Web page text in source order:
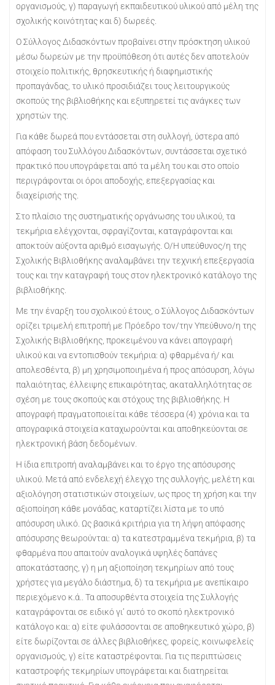
οργανισμούς, γ) παραγωγή εκπαιδευτικού υλικού από μέλη της
σχολικής κοινότητας και δ) δωρεές.
Ο Σύλλογος Διδασκόντων προβαίνει στην πρόσκτηση υλικού
μέσω δωρεών με την προϋπόθεση ότι αυτές δεν αποτελούν
στοιχείο πολιτικής, θρησκευτικής ή διαφημιστικής
προπαγάνδας, το υλικό προσιδιάζει τους λειτουργικούς
σκοπούς της βιβλιοθήκης και εξυπηρετεί τις ανάγκες των
χρηστών της.
Για κάθε δωρεά που εντάσσεται στη συλλογή, ύστερα από
απόφαση του Συλλόγου Διδασκόντων, συντάσσεται σχετικό
πρακτικό που υπογράφεται από τα μέλη του και στο οποίο
περιγράφονται οι όροι αποδοχής, επεξεργασίας και
διαχείρισής της.
Στο πλαίσιο της συστηματικής οργάνωσης του υλικού, τα
τεκμήρια ελέγχονται, σφραγίζονται, καταγράφονται και
αποκτούν αύξοντα αριθμό εισαγωγής. Ο/Η υπεύθυνος/η της
Σχολικής Βιβλιοθήκης αναλαμβάνει την τεχνική επεξεργασία
τους και την καταγραφή τους στον ηλεκτρονικό κατάλογο της
βιβλιοθήκης.
Με την έναρξη του σχολικού έτους, ο Σύλλογος Διδασκόντων
ορίζει τριμελή επιτροπή με Πρόεδρο τον/την Υπεύθυνο/η της
Σχολικής Βιβλιοθήκης, προκειμένου να κάνει απογραφή
υλικού και να εντοπισθούν τεκμήρια: α) φθαρμένα ή/ και
απολεσθέντα, β) μη χρησιμοποιημένα ή προς απόσυρση, λόγω
παλαιότητας, έλλειψης επικαιρότητας, ακαταλληλότητας σε
σχέση με τους σκοπούς και στόχους της βιβλιοθήκης. Η
απογραφή πραγματοποιείται κάθε τέσσερα (4) χρόνια και τα
απογραφικά στοιχεία καταχωρούνται και αποθηκεύονται σε
ηλεκτρονική βάση δεδομένων.
Η ίδια επιτροπή αναλαμβάνει και το έργο της απόσυρσης
υλικού. Μετά από ενδελεχή έλεγχο της συλλογής, μελέτη και
αξιολόγηση στατιστικών στοιχείων, ως προς τη χρήση και την
αξιοποίηση κάθε μονάδας, καταρτίζει λίστα με το υπό
απόσυρση υλικό. Ως βασικά κριτήρια για τη λήψη απόφασης
απόσυρσης θεωρούνται: α) τα κατεστραμμένα τεκμήρια, β) τα
φθαρμένα που απαιτούν αναλογικά υψηλές δαπάνες
αποκατάστασης, γ) η μη αξιοποίηση τεκμηρίων από τους
χρήστες για μεγάλο διάστημα, δ) τα τεκμήρια με ανεπίκαιρο
περιεχόμενο κ.ά.. Τα αποσυρθέντα στοιχεία της Συλλογής
καταγράφονται σε ειδικό γι’ αυτό το σκοπό ηλεκτρονικό
κατάλογο και: α) είτε φυλάσσονται σε αποθηκευτικό χώρο, β)
είτε δωρίζονται σε άλλες βιβλιοθήκες, φορείς, κοινωφελείς
οργανισμούς, γ) είτε καταστρέφονται. Για τις περιπτώσεις
καταστροφής τεκμηρίων υπογράφεται και διατηρείται